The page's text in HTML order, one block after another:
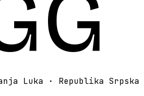
Luka · Republika Srpska